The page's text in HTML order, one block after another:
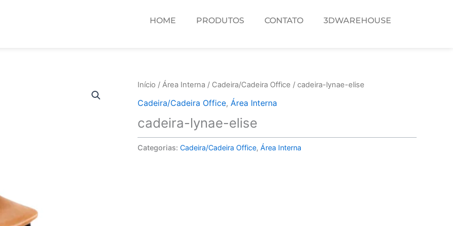
HOME PRODUTOS CONTATO 3DWAREHOUSE
Início / Área Interna / Cadeira/Cadeira Office / cadeira-lynae-elise
Cadeira/Cadeira Office, Área Interna
cadeira-lynae-elise
Categorias: Cadeira/Cadeira Office, Área Interna